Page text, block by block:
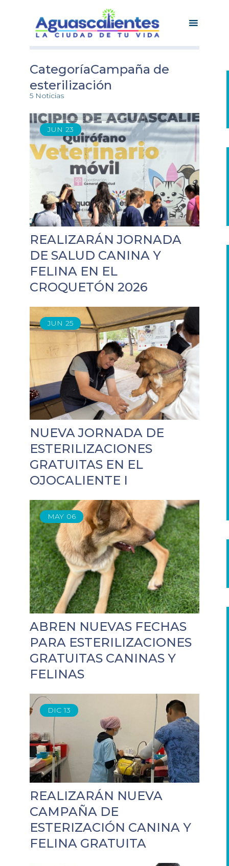
CategoríaCampaña de
esterilización
5 Noticias
JUN 23
REALIZARÁN JORNADA
DE SALUD CANINA Y
FELINA EN EL
CROQUETÓN 2026
JUN 25
NUEVA JORNADA DE
ESTERILIZACIONES
GRATUITAS EN EL
OJOCALIENTE I
MAY 06
ABREN NUEVAS FECHAS
PARA ESTERILIZACIONES
GRATUITAS CANINAS Y
FELINAS
DIC 13
REALIZARÁN NUEVA
CAMPAÑA DE
ESTERIZACIÓN CANINA Y
FELINA GRATUITA